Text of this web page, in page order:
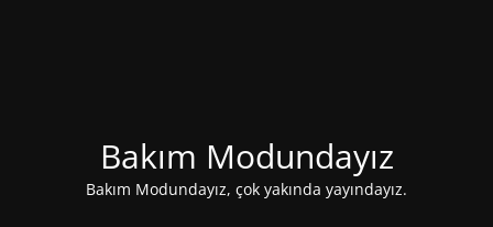
Bakım Modundayız
Bakım Modundayız, çok yakında yayındayız.